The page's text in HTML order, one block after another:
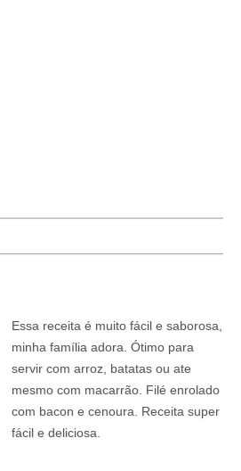
Essa receita é muito fácil e saborosa,
minha família adora. Ótimo para
servir com arroz, batatas ou ate
mesmo com macarrão. Filé enrolado
com bacon e cenoura. Receita super
fácil e deliciosa.